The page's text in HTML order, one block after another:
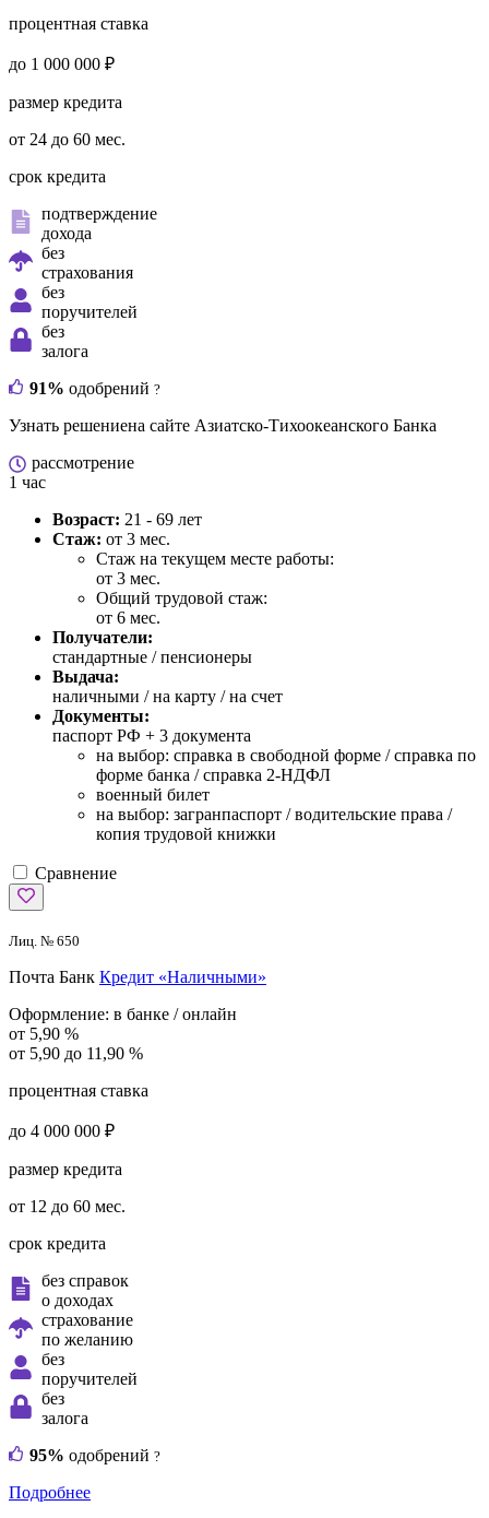
процентная ставка
до 1 000 000 ₽
размер кредита
от 24 до 60 мес.
срок кредита
подтверждение
дохода
без
страхования
без
поручителей
без
залога
91% одобрений ?
Узнать решениена сайте Азиатско-Тихоокеанского Банка
рассмотрение
1 час
Возраст: 21 - 69 лет
Стаж: от 3 мес.
Стаж на текущем месте работы:
от 3 мес.
Общий трудовой стаж:
от 6 мес.
Получатели:
стандартные / пенсионеры
Выдача:
наличными / на карту / на счет
Документы:
паспорт РФ + 3 документа
на выбор: справка в свободной форме / справка по
форме банка / справка 2-НДФЛ
военный билет
на выбор: загранпаспорт / водительские права /
копия трудовой книжки
Сравнение
Лиц. № 650
Почта Банк Кредит «Наличными»
Оформление: в банке / онлайн
от 5,90 %
от 5,90 до 11,90 %
процентная ставка
до 4 000 000 ₽
размер кредита
от 12 до 60 мес.
срок кредита
без справок
о доходах
страхование
по желанию
без
поручителей
без
залога
95% одобрений ?
Подробнее